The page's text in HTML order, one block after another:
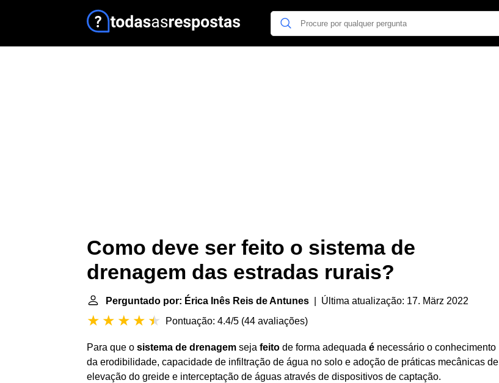
Como deve ser feito o sistema de
drenagem das estradas rurais?
Perguntado por: Érica Inês Reis de Antunes | Última atualização: 17. März 2022
Pontuação: 4.4/5 (44 avaliações)
Para que o sistema de drenagem seja feito de forma adequada é necessário o conhecimento
da erodibilidade, capacidade de infiltração de água no solo e adoção de práticas mecânicas de
elevação do greide e interceptação de águas através de dispositivos de captação.